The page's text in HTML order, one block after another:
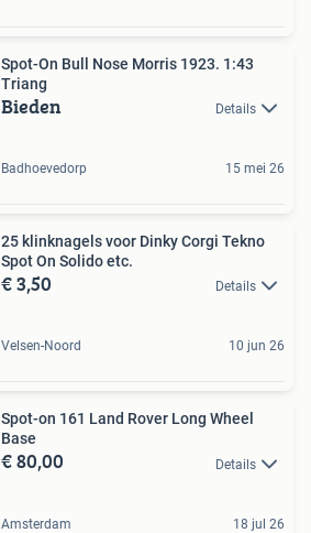
Spot-On Bull Nose Morris 1923. 1:43
Triang
Bieden Details
Badhoevedorp 15 mei 26
25 klinknagels voor Dinky Corgi Tekno
Spot On Solido etc.
€ 3,50 Details
Velsen-Noord 10 jun 26
Spot-on 161 Land Rover Long Wheel
Base
€ 80,00 Details
Amsterdam 18 jul 26